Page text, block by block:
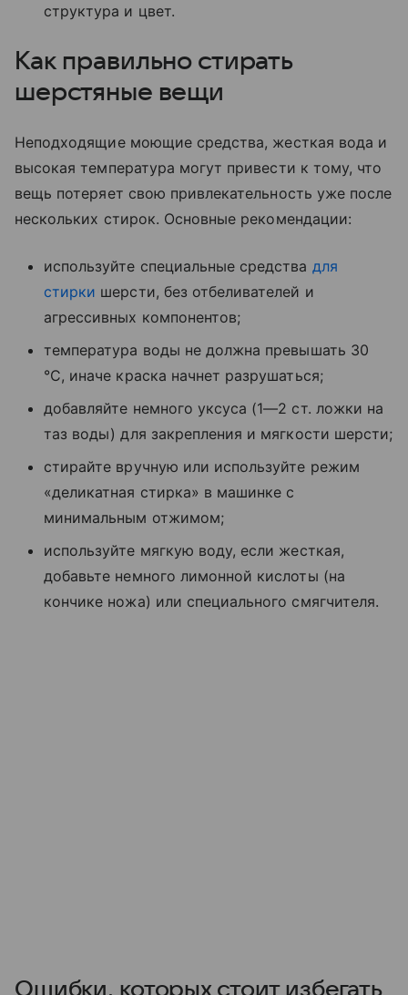
структура и цвет.
Как правильно стирать
шерстяные вещи
Неподходящие моющие средства, жесткая вода и
высокая температура могут привести к тому, что
вещь потеряет свою привлекательность уже после
нескольких стирок. Основные рекомендации:
используйте специальные средства для
стирки шерсти, без отбеливателей и
агрессивных компонентов;
температура воды не должна превышать 30
°C, иначе краска начнет разрушаться;
добавляйте немного уксуса (1—2 ст. ложки на
таз воды) для закрепления и мягкости шерсти;
стирайте вручную или используйте режим
«деликатная стирка» в машинке с
минимальным отжимом;
используйте мягкую воду, если жесткая,
добавьте немного лимонной кислоты (на
кончике ножа) или специального смягчителя.